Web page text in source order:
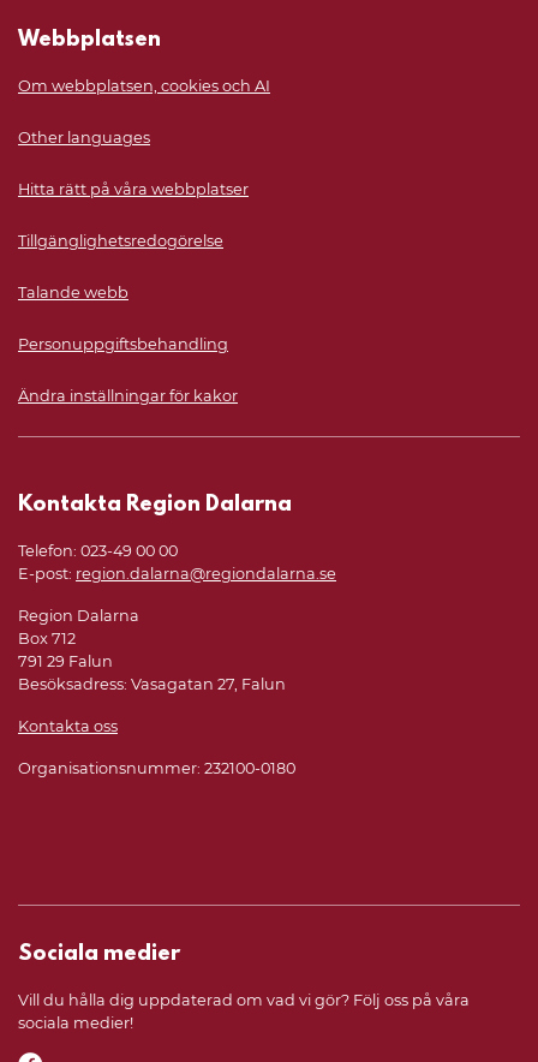
Webbplatsen
Om webbplatsen, cookies och AI
Other languages
Hitta rätt på våra webbplatser
Tillgänglighetsredogörelse
Talande webb
Personuppgiftsbehandling
Ändra inställningar för kakor
Kontakta Region Dalarna
Telefon: 023-49 00 00
E-post: region.dalarna@regiondalarna.se
Region Dalarna
Box 712
791 29 Falun
Besöksadress: Vasagatan 27, Falun
Kontakta oss
Organisationsnummer: 232100-0180
Sociala medier
Vill du hålla dig uppdaterad om vad vi gör? Följ oss på våra
sociala medier!